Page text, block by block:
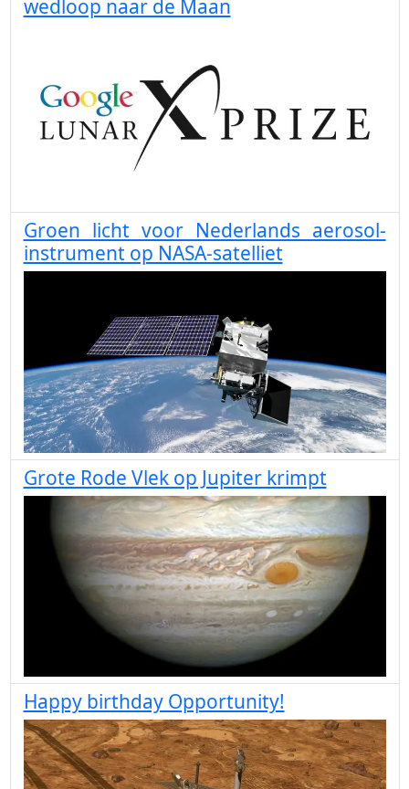
wedloop naar de Maan
Groen licht voor Nederlands aerosol-
instrument op NASA-satelliet
Grote Rode Vlek op Jupiter krimpt
Happy birthday Opportunity!